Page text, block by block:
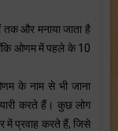
और मनाया जाता है
ओणम में पहले के 10
के नाम से भी जाना
करते हैं। कुछ लोग
में प्रवाह करते हैं, जिसे